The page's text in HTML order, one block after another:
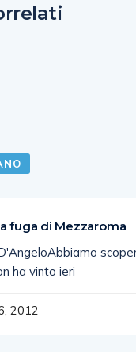
fuga di Mezzaroma
ha vinto ieri
2012